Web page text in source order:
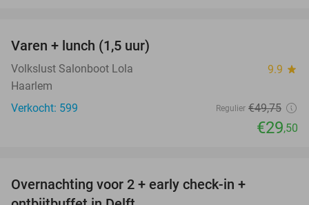
Varen + lunch (1,5 uur)
Volkslust Salonboot Lola 9.9 star
Haarlem
Verkocht: 599
Regulier €49,75
€29,50
Overnachting voor 2 + early check-in +